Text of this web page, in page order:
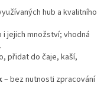
hub a kvalitního
i jejich množství; vhodná
přidat do čaje, kaší,
– bez nutnosti zpracování